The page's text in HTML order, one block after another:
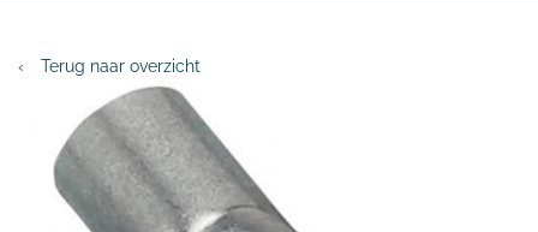
‹ Terug naar overzicht